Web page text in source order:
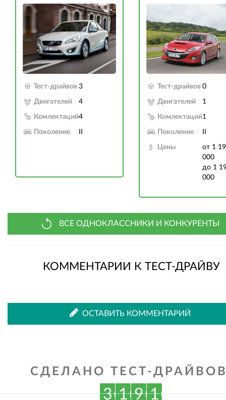
Тест-драйвов 3
Двигателей 4
Комлектаций4
Поколение
Тест-драйвов 0
Двигателей 1
Комлектаций1
Поколение
Цены
от 1
000
до 1
000
ВСЕ ОДНОКЛАССНИКИ И КОНКУРЕНТЫ
КОММЕНТАРИИ К ТЕСТ-ДРАЙВУ
ОСТАВИТЬ КОММЕНТАРИЙ
СДЕЛАНО ТЕСТ-
3 1 9 1